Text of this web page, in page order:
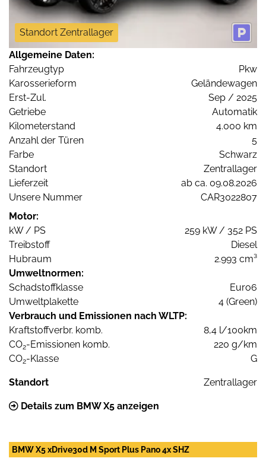
Standort Zentrallager
Allgemeine Daten:
Fahrzeugtyp
Pkw
Karosserieform
Geländewagen
Erst-Zul.
Sep / 2025
Getriebe
Automatik
Kilometerstand
4.000 km
Anzahl der Türen
5
Farbe
Schwarz
Standort
Zentrallager
Lieferzeit
ab ca. 09.08.2026
Unsere Nummer
CAR3022807
Motor:
kW / PS
259 kW / 352 PS
Treibstoff
Diesel
Hubraum
2.993 cm³
Umweltnormen:
Schadstoffklasse
Euro6
Umweltplakette
4 (Green)
Verbrauch und Emissionen nach WLTP:
Kraftstoffverbr. komb.
8,4 l/100km
CO2-Emissionen komb.
220 g/km
CO2-Klasse G
Standort Zentrallager
Details zum BMW X5 anzeigen
BMW X5 xDrive30d M Sport Plus Pano 4x SHZ